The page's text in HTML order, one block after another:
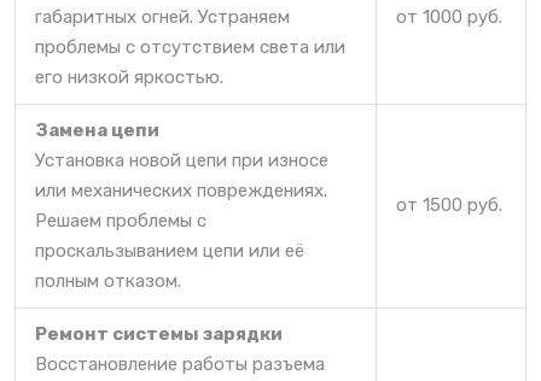
габаритных огней. Устраняем
проблемы с отсутствием света или
его низкой яркостью.
от 1000 руб.
Замена цепи
Установка новой цепи при износе
или механических повреждениях.
Решаем проблемы с
проскальзыванием цепи или её
полным отказом.
от 1500 руб.
Ремонт системы зарядки
Восстановление работы разъема